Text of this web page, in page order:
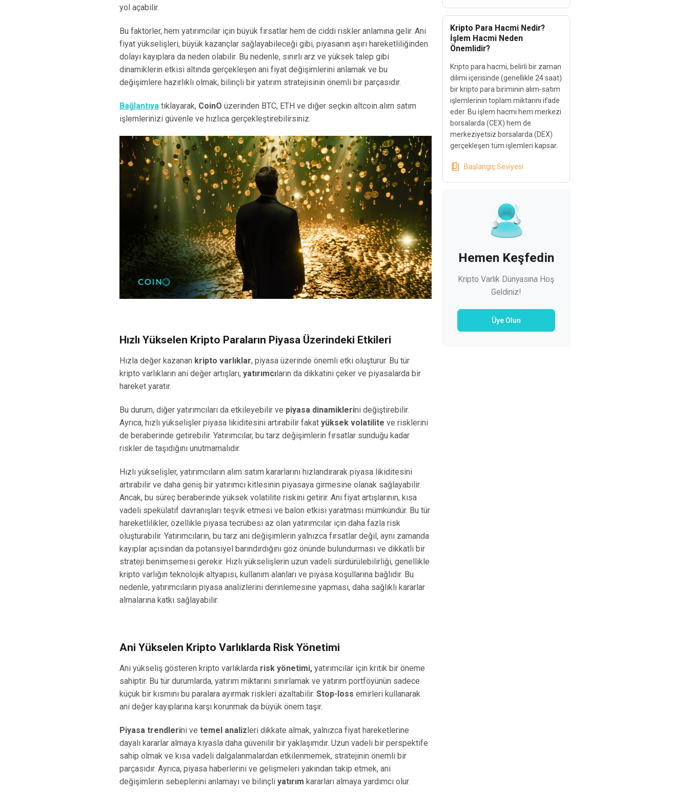
yol açabilir.
Bu faktörler, hem yatırımcılar için büyük fırsatlar hem de ciddi riskler anlamına gelir. Ani
fiyat yükselişleri, büyük kazançlar sağlayabileceği gibi, piyasanın aşırı hareketliliğinden
dolayı kayıplara da neden olabilir. Bu nedenle, sınırlı arz ve yüksek talep gibi
dinamiklerin etkisi altında gerçekleşen ani fiyat değişimlerini anlamak ve bu
değişimlere hazırlıklı olmak, bilinçli bir yatırım stratejisinin önemli bir parçasıdır.
Bağlantıya tıklayarak, CoinO üzerinden BTC, ETH ve diğer seçkin altcoin alım satım
işlemlerinizi güvenle ve hızlıca gerçekleştirebilirsiniz.
Hızlı Yükselen Kripto Paraların Piyasa Üzerindeki Etkileri
Hızla değer kazanan kripto varlıklar, piyasa üzerinde önemli etki oluşturur. Bu tür
kripto varlıkların ani değer artışları, yatırımcıların da dikkatini çeker ve piyasalarda bir
hareket yaratır.
Bu durum, diğer yatırımcıları da etkileyebilir ve piyasa dinamiklerini değiştirebilir.
Ayrıca, hızlı yükselişler piyasa likiditesini artırabilir fakat yüksek volatilite ve risklerini
de beraberinde getirebilir. Yatırımcılar, bu tarz değişimlerin fırsatlar sunduğu kadar
riskler de taşıdığını unutmamalıdır.
Hızlı yükselişler, yatırımcıların alım satım kararlarını hızlandırarak piyasa likiditesini
artırabilir ve daha geniş bir yatırımcı kitlesinin piyasaya girmesine olanak sağlayabilir.
Ancak, bu süreç beraberinde yüksek volatilite riskini getirir. Ani fiyat artışlarının, kısa
vadeli spekülatif davranışları teşvik etmesi ve balon etkisi yaratması mümkündür. Bu tür
hareketlilikler, özellikle piyasa tecrübesi az olan yatırımcılar için daha fazla risk
oluşturabilir. Yatırımcıların, bu tarz ani değişimlerin yalnızca fırsatlar değil, aynı zamanda
kayıplar açısından da potansiyel barındırdığını göz önünde bulundurması ve dikkatli bir
strateji benimsemesi gerekir. Hızlı yükselişlerin uzun vadeli sürdürülebilirliği, genellikle
kripto varlığın teknolojik altyapısı, kullanım alanları ve piyasa koşullarına bağlıdır. Bu
nedenle, yatırımcıların piyasa analizlerini derinlemesine yapması, daha sağlıklı kararlar
almalarına katkı sağlayabilir.
Ani Yükselen Kripto Varlıklarda Risk Yönetimi
Ani yükseliş gösteren kripto varlıklarda risk yönetimi,yatırımcılar için kritik bir öneme
sahiptir. Bu tür durumlarda, yatırım miktarını sınırlamak ve yatırım portföyünün sadece
küçük bir kısmını bu paralara ayırmak riskleri azaltabilir. Stop-loss emirleri kullanarak
ani değer kayıplarına karşı korunmak da büyük önem taşır.
Piyasa trendlerini ve temel analiz leri dikkate almak, yalnızca fiyat hareketlerine
dayalı kararlar almaya kıyasla daha güvenilir bir yaklaşımdır. Uzun vadeli bir perspektife
sahip olmak ve kısa vadeli dalgalanmalardan etkilenmemek, stratejinin önemli bir
parçasıdır. Ayrıca, piyasa haberlerini ve gelişmeleri yakından takip etmek, ani
değişimlerin sebeplerini anlamayı ve bilinçli yatırım kararları almaya yardımcı olur.
Kripto Para Hacmi Nedir?
İşlem Hacmi Neden
Önemlidir?
Kripto para hacmi, belirli bir zaman
dilimi içerisinde (genellikle 24 saat)
bir kripto para biriminin alım-satım
işlemlerinin toplam miktarını ifade
eder. Bu işlem hacmi hem merkezi
borsalarda (CEX) hem de
merkeziyetsiz borsalarda (DEX)
gerçekleşen tüm işlemleri kapsar.
Başlangıç Seviyesi
Hemen Keşfedin
Kripto Varlık Dünyasına Hoş
Geldiniz!
Üye Olun